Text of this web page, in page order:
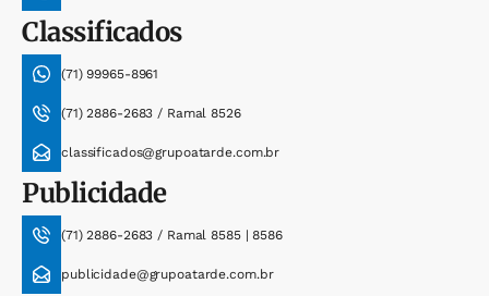
Classificados
(71) 99965-8961
(71) 2886-2683 / Ramal 8526
classificados@grupoatarde.com.br
Publicidade
(71) 2886-2683 / Ramal 8585 | 8586
publicidade@grupoatarde.com.br